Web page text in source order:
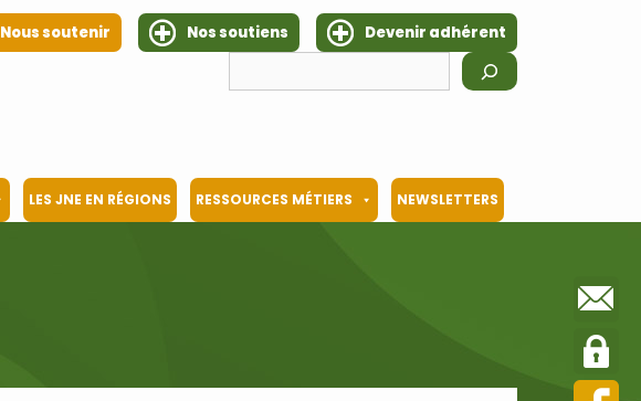
Nous soutenir Nos soutiens
Devenir adhérent
LES JNE EN RÉGIONS RESSOURCES MÉTIERS NEWSLETTERS